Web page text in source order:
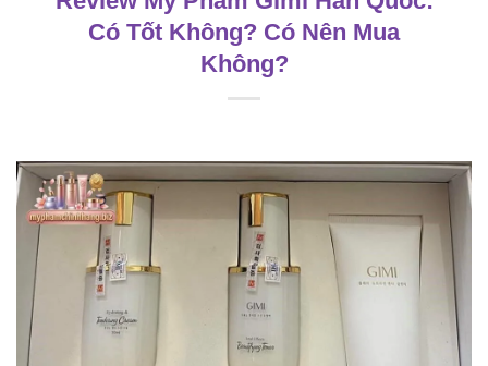
Có Tốt Không? Có Nên Mua
Không?